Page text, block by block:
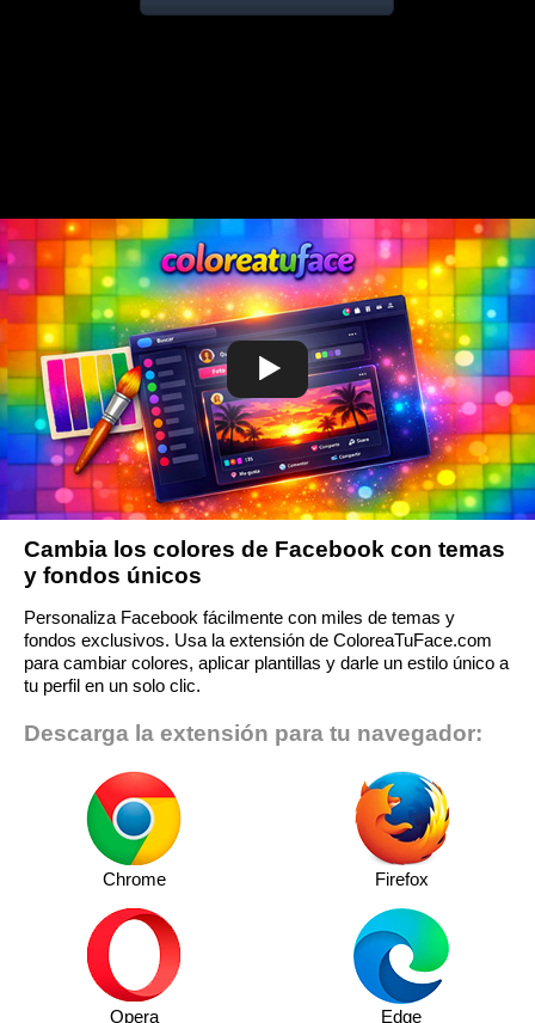
Cambia los colores de Facebook con temas
y fondos únicos
Personaliza Facebook fácilmente con miles de temas y
fondos exclusivos. Usa la extensión de ColoreaTuFace.com
para cambiar colores, aplicar plantillas y darle un estilo único a
tu perfil en un solo clic.
Descarga la extensión para tu navegador:
Chrome Firefox
Opera Edge